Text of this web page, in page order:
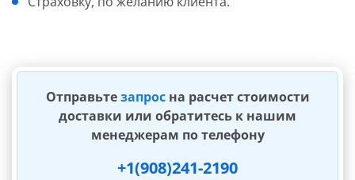
Отправьтезапрос на расчет стоимости
доставки или обратитесь к нашим
менеджерам по телефону
+1(908)241-2190